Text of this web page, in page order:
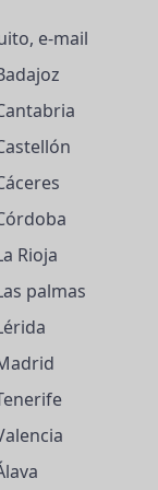
e-mail
Rioja
palmas